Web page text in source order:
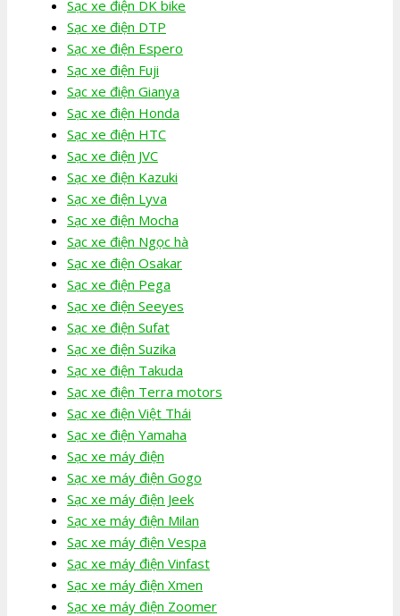
Sạc xe điện DK bike
Sạc xe điện DTP
Sạc xe điện Espero
Sạc xe điện Fuji
Sạc xe điện Gianya
Sạc xe điện Honda
Sạc xe điện HTC
Sạc xe điện JVC
Sạc xe điện Kazuki
Sạc xe điện Lyva
Sạc xe điện Mocha
Sạc xe điện Ngọc hà
Sạc xe điện Osakar
Sạc xe điện Pega
Sạc xe điện Seeyes
Sạc xe điện Sufat
Sạc xe điện Suzika
Sạc xe điện Takuda
Sạc xe điện Terra motors
Sạc xe điện Việt Thái
Sạc xe điện Yamaha
Sạc xe máy điện
Sạc xe máy điện Gogo
Sạc xe máy điện Jeek
Sạc xe máy điện Milan
Sạc xe máy điện Vespa
Sạc xe máy điện Vinfast
Sạc xe máy điện Xmen
Sạc xe máy điện Zoomer